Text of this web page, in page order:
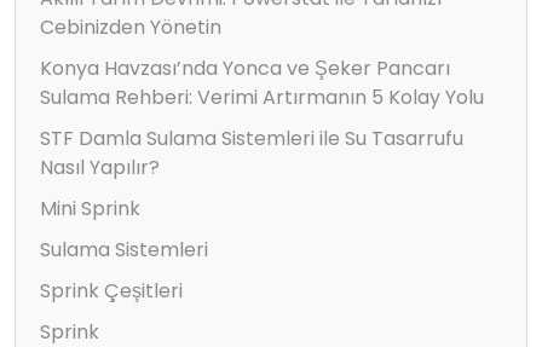
Cebinizden Yönetin
Konya Havzası’nda Yonca ve Şeker Pancarı
Sulama Rehberi: Verimi Artırmanın 5 Kolay Yolu
STF Damla Sulama Sistemleri ile Su Tasarrufu
Nasıl Yapılır?
Mini Sprink
Sulama Sistemleri
Sprink Çeşitleri
Sprink